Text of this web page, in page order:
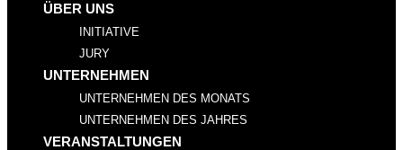
ÜBER UNS
INITIATIVE
JURY
UNTERNEHMEN
UNTERNEHMEN DES MONATS
UNTERNEHMEN DES JAHRES
VERANSTALTUNGEN